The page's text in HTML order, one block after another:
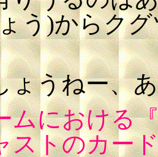
う)からク
ょうねー、
における
ストのカー